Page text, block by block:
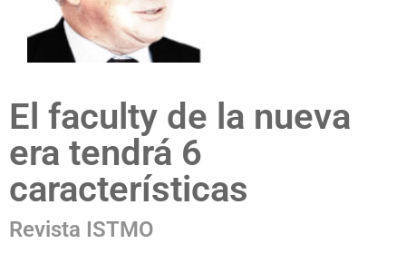
El faculty de la nueva
era tendrá 6
características
Revista ISTMO